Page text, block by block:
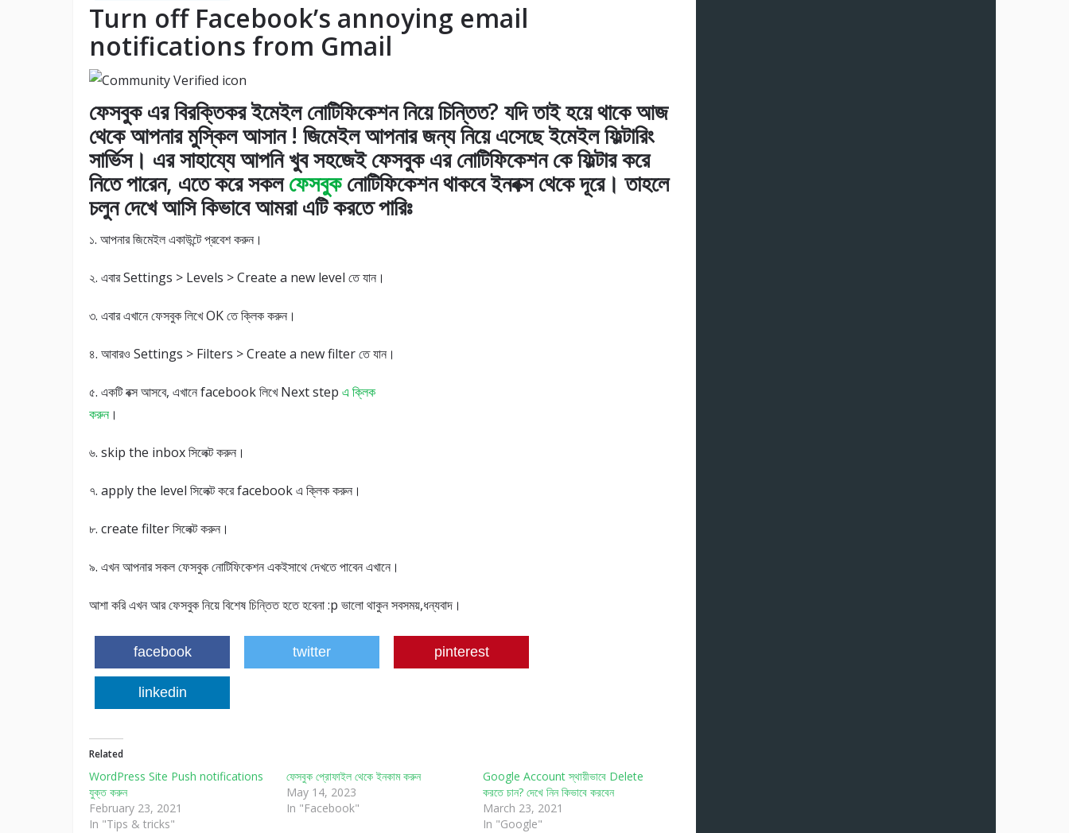
Turn off Facebook’s annoying email
notifications from Gmail
ফেসবুক এর বিরক্তিকর ইমেইল নোটিফিকেশন নিয়ে চিন্তিত? যদি তাই হয়ে থাকে আজ
থেকে আপনার মুস্কিল আসান ! জিমেইল আপনার জন্য নিয়ে এসেছে ইমেইল ফিল্টারিং
সার্ভিস। এর সাহায্যে আপনি খুব সহজেই ফেসবুক এর নোটিফিকেশন কে ফিল্টার করে
নিতে পারেন, এতে করে সকলফেসবুকনোটিফিকেশন থাকবে ইনবক্স থেকে দূরে। তাহলে
চলুন দেখে আসি কিভাবে আমরা এটি করতে পারিঃ
১. আপনার জিমেইল একাউন্টে প্রবেশ করুন।
২. এবার Settings > Levels > Create a new level তে যান।
৩. এবার এখানে ফেসবুক লিখে OK তে ক্লিক করুন।
৪. আবারও Settings > Filters > Create a new filter তে যান।
৫. একটি বক্স আসবে, এখানে facebook লিখে Next step এ ক্লিক
করুন।
৬. skip the inbox সিলেক্ট করুন।
৭. apply the level সিলেক্ট করে facebook এ ক্লিক করুন।
৮. create filter সিলেক্ট করুন।
৯. এখন আপনার সকল ফেসবুক নোটিফিকেশন একইসাথে দেখতে পাবেন এখানে।
আশা করি এখন আর ফেসবুক নিয়ে বিশেষ চিন্তিত হতে হবেনা :p ভালো থাকুন সবসময়,ধন্যবাদ।
facebook twitter pinterest
linkedin
Related
WordPress Site Push notifications
যুক্ত করুন
February 23, 2021
In "Tips & tricks"
ফেসবুক প্রোফাইল থেকে ইনকাম করুন
May 14, 2023
In "Facebook"
Google Account স্থায়ীভাবে Delete
করতে চান? দেখে নিন কিভাবে করবেন
March 23, 2021
In "Google"